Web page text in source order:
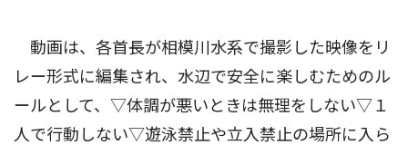
動画は、各首長が相模川水系で撮影した映像をリ
レー形式に編集され、水辺で安全に楽しむためのル
ールとして、▽体調が悪いときは無理をしない▽１
人で行動しない▽遊泳禁止や立入禁止の場所に入ら